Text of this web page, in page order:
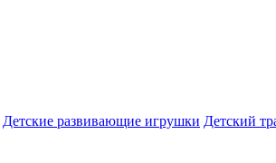
Детские развивающие игрушки Детский